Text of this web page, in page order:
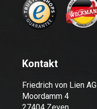
Kontakt
Friedrich von Lien AG
Moordamm 4
27404 Zeven